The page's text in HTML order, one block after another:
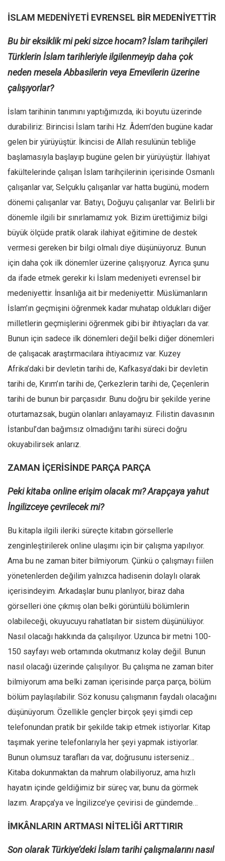
İSLAM MEDENİYETİ EVRENSEL BİR MEDENİYETTİR
Bu bir eksiklik mi peki sizce hocam? İslam tarihçileri
Türklerin İslam tarihleriyle ilgilenmeyip daha çok
neden mesela Abbasilerin veya Emevilerin üzerine
çalışıyorlar?
İslam tarihinin tanımını yaptığımızda, iki boyutu üzerinde
durabiliriz: Birincisi İslam tarihi Hz. Âdem’den bugüne kadar
gelen bir yürüyüştür. İkincisi de Allah resulünün tebliğe
başlamasıyla başlayıp bugüne gelen bir yürüyüştür. İlahiyat
fakültelerinde çalışan İslam tarihçilerinin içerisinde Osmanlı
çalışanlar var, Selçuklu çalışanlar var hatta bugünü, modern
dönemi çalışanlar var. Batıyı, Doğuyu çalışanlar var. Belirli bir
dönemle ilgili bir sınırlamamız yok. Bizim ürettiğimiz bilgi
büyük ölçüde pratik olarak ilahiyat eğitimine de destek
vermesi gereken bir bilgi olmalı diye düşünüyoruz. Bunun
için daha çok ilk dönemler üzerine çalışıyoruz. Ayrıca şunu
da ifade etmek gerekir ki İslam medeniyeti evrensel bir
medeniyettir. İnsanlığa ait bir medeniyettir. Müslümanların
İslam’ın geçmişini öğrenmek kadar muhatap oldukları diğer
milletlerin geçmişlerini öğrenmek gibi bir ihtiyaçları da var.
Bunun için sadece ilk dönemleri değil belki diğer dönemleri
de çalışacak araştırmacılara ihtiyacımız var. Kuzey
Afrika’daki bir devletin tarihi de, Kafkasya’daki bir devletin
tarihi de, Kırım’ın tarihi de, Çerkezlerin tarihi de, Çeçenlerin
tarihi de bunun bir parçasıdır. Bunu doğru bir şekilde yerine
oturtamazsak, bugün olanları anlayamayız. Filistin davasının
İstanbul’dan bağımsız olmadığını tarihi süreci doğru
okuyabilirsek anlarız.
ZAMAN İÇERİSİNDE PARÇA PARÇA
Peki kitaba online erişim olacak mı? Arapçaya yahut
İngilizceye çevrilecek mi?
Bu kitapla ilgili ileriki süreçte kitabın görsellerle
zenginleştirilerek online ulaşımı için bir çalışma yapılıyor.
Ama bu ne zaman biter bilmiyorum. Çünkü o çalışmayı fiilen
yönetenlerden değilim yalnızca hadisenin dolaylı olarak
içerisindeyim. Arkadaşlar bunu planlıyor, biraz daha
görselleri öne çıkmış olan belki görüntülü bölümlerin
olabileceği, okuyucuyu rahatlatan bir sistem düşünülüyor.
Nasıl olacağı hakkında da çalışılıyor. Uzunca bir metni 100-
150 sayfayı web ortamında okutmanız kolay değil. Bunun
nasıl olacağı üzerinde çalışılıyor. Bu çalışma ne zaman biter
bilmiyorum ama belki zaman içerisinde parça parça, bölüm
bölüm paylaşılabilir. Söz konusu çalışmanın faydalı olacağını
düşünüyorum. Özellikle gençler birçok şeyi şimdi cep
telefonundan pratik bir şekilde takip etmek istiyorlar. Kitap
taşımak yerine telefonlarıyla her şeyi yapmak istiyorlar.
Bunun olumsuz tarafları da var, doğrusunu isterseniz…
Kitaba dokunmaktan da mahrum olabiliyoruz, ama hızlı
hayatın içinde geldiğimiz bir süreç var, bunu da görmek
lazım. Arapça’ya ve İngilizce’ye çevirisi de gündemde…
İMKÂNLARIN ARTMASI NİTELİĞİ ARTTIRIR
Son olarak Türkiye’deki İslam tarihi çalışmalarını nasıl